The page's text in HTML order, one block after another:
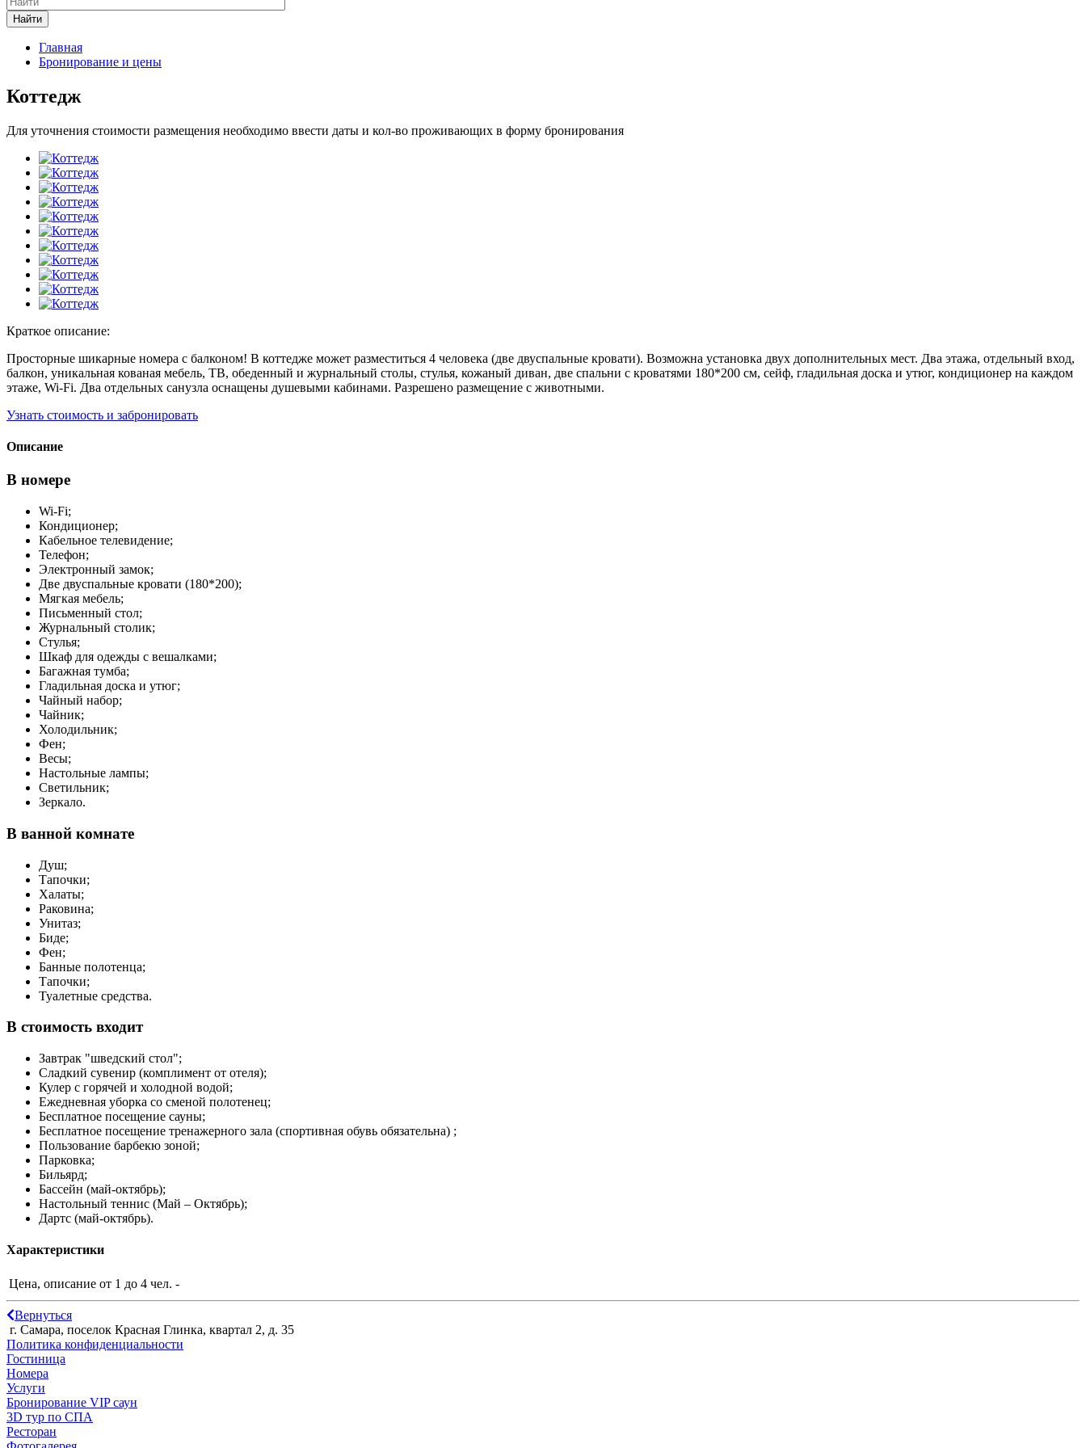
Найти
Главная
Бронирование и цены
Коттедж
Для уточнения стоимости размещения необходимо ввести даты и кол-во проживающих в форму бронирования
Краткое описание:
Просторные шикарные номера с балконом! В коттедже может разместиться 4 человека (две двуспальные кровати). Возможна установка двух дополнительных мест. Два этажа, отдельный вход,
балкон, уникальная кованая мебель, ТВ, обеденный и журнальный столы, стулья, кожаный диван, две спальни с кроватями 180*200 см, сейф, гладильная доска и утюг, кондиционер на каждом
этаже, Wi-Fi. Два отдельных санузла оснащены душевыми кабинами. Разрешено размещение с животными.
Узнать стоимость и забронировать
Описание
В номере
Wi-Fi;
Кондиционер;
Кабельное телевидение;
Телефон;
Электронный замок;
Две двуспальные кровати (180*200);
Мягкая мебель;
Письменный стол;
Журнальный столик;
Стулья;
Шкаф для одежды с вешалками;
Багажная тумба;
Гладильная доска и утюг;
Чайный набор;
Чайник;
Холодильник;
Фен;
Весы;
Настольные лампы;
Светильник;
Зеркало.
В ванной комнате
Душ;
Тапочки;
Халаты;
Раковина;
Унитаз;
Биде;
Фен;
Банные полотенца;
Тапочки;
Туалетные средства.
В стоимость входит
Завтрак "шведский стол";
Сладкий сувенир (комплимент от отеля);
Кулер с горячей и холодной водой;
Ежедневная уборка со сменой полотенец;
Бесплатное посещение сауны;
Бесплатное посещение тренажерного зала (спортивная обувь обязательна) ;
Пользование барбекю зоной;
Парковка;
Бильярд;
Бассейн (май-октябрь);
Настольный теннис (Май – Октябрь);
Дартс (май-октябрь).
Характеристики
Цена, описание от 1 до 4 чел. -
Вернуться
г. Самара, поселок Красная Глинка, квартал 2, д. 35
Политика конфиденциальности
Гостиница
Номера
Услуги
Бронирование VIP саун
3D тур по СПА
Ресторан